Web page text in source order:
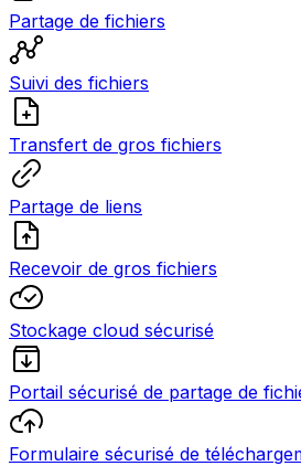
Partage de fichiers
Suivi des fichiers
Transfert de gros fichiers
Partage de liens
Recevoir de gros fichiers
Stockage cloud sécurisé
Portail sécurisé de partage de
Formulaire sécurisé de